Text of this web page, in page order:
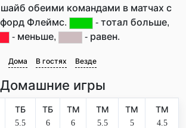
обеими командами в матчах с
Флеймс.
- тотал больше,
- меньше,
- равен.
Дома В гостях Везде
Домашние игры
ТБ
5.5
ТБ
6
ТМ
6
ТМ
5.5
ТМ
5
ТМ
4.5